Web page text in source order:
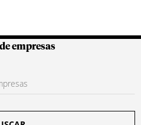
Colombianas
empresas